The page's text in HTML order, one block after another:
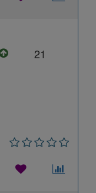
21